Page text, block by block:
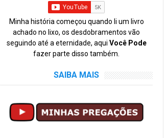
Minha história começou quando li um livro
achado no lixo, os desdobramentos vão
seguindo até a eternidade, aqui Você Pode
fazer parte disso também.
SAIBA MAIS